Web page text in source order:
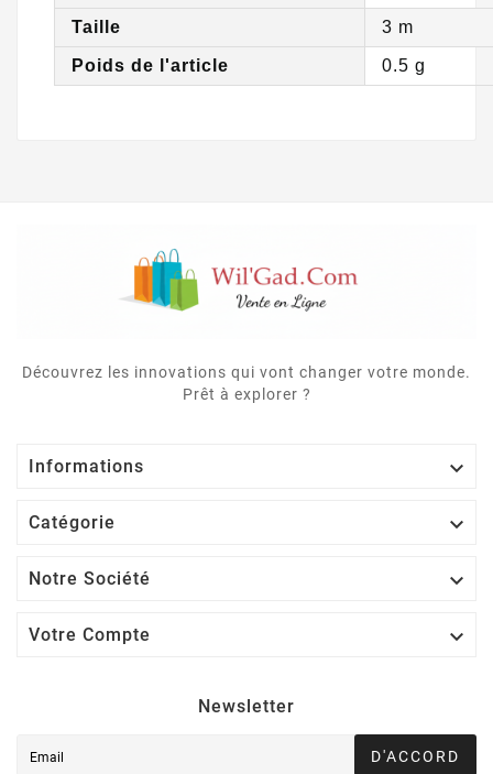
Taille 3 m
Poids de l'article 0.5 g
Découvrez les innovations qui vont changer votre monde.
Prêt à explorer ?
Informations 
Catégorie 
Notre Société 
Votre Compte 
Newsletter
D'ACCORD